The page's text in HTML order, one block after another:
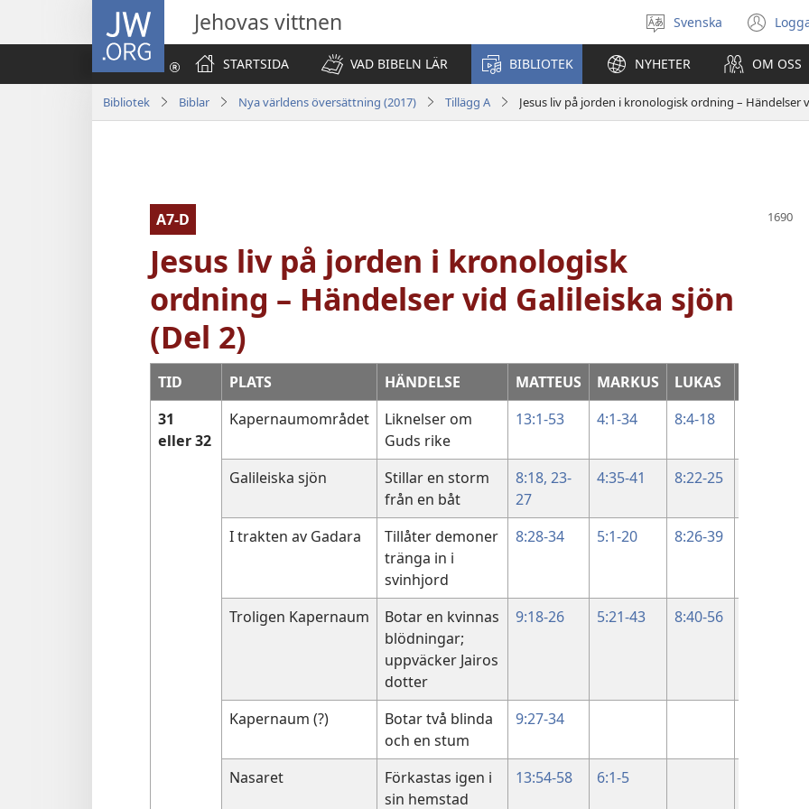
JW.ORG Jehovas vittnen
Välj
språk
Svenska
STARTSIDA
VAD BIBELN LÄR BIBLIOTEK NYHETER OM OSS
Bibliotek Biblar Nya världens översättning (2017) Tillägg A Jesus liv på jorden i kronologisk ordning – Händelser
A7-D
Jesus liv på jorden i kronologisk
ordning – Händelser vid Galileiska sjön
(Del 2)
TID PLATS HÄNDELSE MATTEUS MARKUS LUKAS
31
eller 32
Kapernaumområdet
Liknelser om
Guds rike
13:1-53 4:1-34 8:4-18
Galileiska sjön
Stillar en storm
från en båt
8:18, 23-
27
4:35-41 8:22-25
I trakten av Gadara
Tillåter demoner
tränga in i
svinhjord
8:28-34 5:1-20 8:26-39
Troligen Kapernaum
Botar en kvinnas
blödningar;
uppväcker Jairos
dotter
9:18-26 5:21-43 8:40-56
Kapernaum (?)
Botar två blinda
och en stum
9:27-34
Nasaret
Förkastas igen i
sin hemstad
13:54-58 6:1-5